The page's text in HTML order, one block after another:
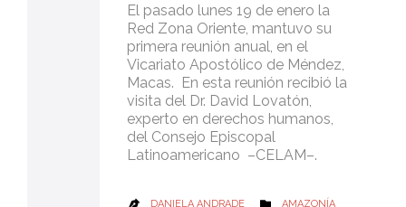
El pasado lunes 19 de enero la
Red Zona Oriente, mantuvo su
primera reunión anual, en el
Vicariato Apostólico de Méndez,
Macas. En esta reunión recibió la
visita del Dr. David Lovatón,
experto en derechos humanos,
del Consejo Episcopal
Latinoamericano –CELAM–.
 DANIELA ANDRADE  CATEGORY
AMAZONÍA